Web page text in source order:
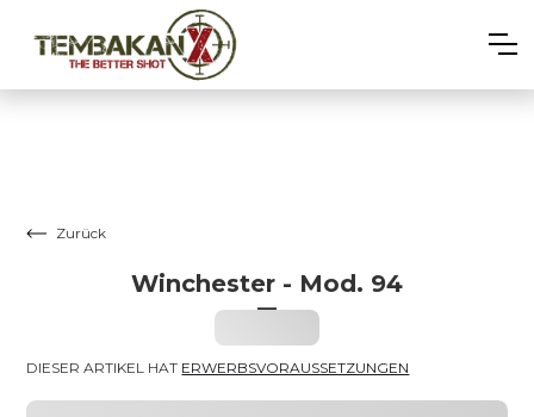
Zurück
Winchester - Mod. 94
–
DIESER ARTIKEL HAT ERWERBSVORAUSSETZUNGEN